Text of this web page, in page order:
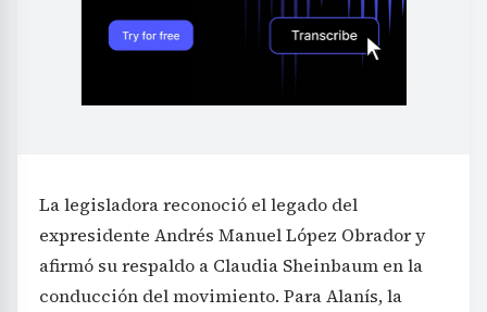
La legisladora reconoció el legado del
expresidente Andrés Manuel López Obrador y
afirmó su respaldo a Claudia Sheinbaum en la
conducción del movimiento. Para Alanís, la